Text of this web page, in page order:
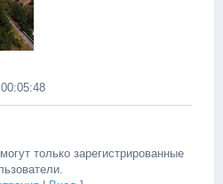
только зарегистрированные